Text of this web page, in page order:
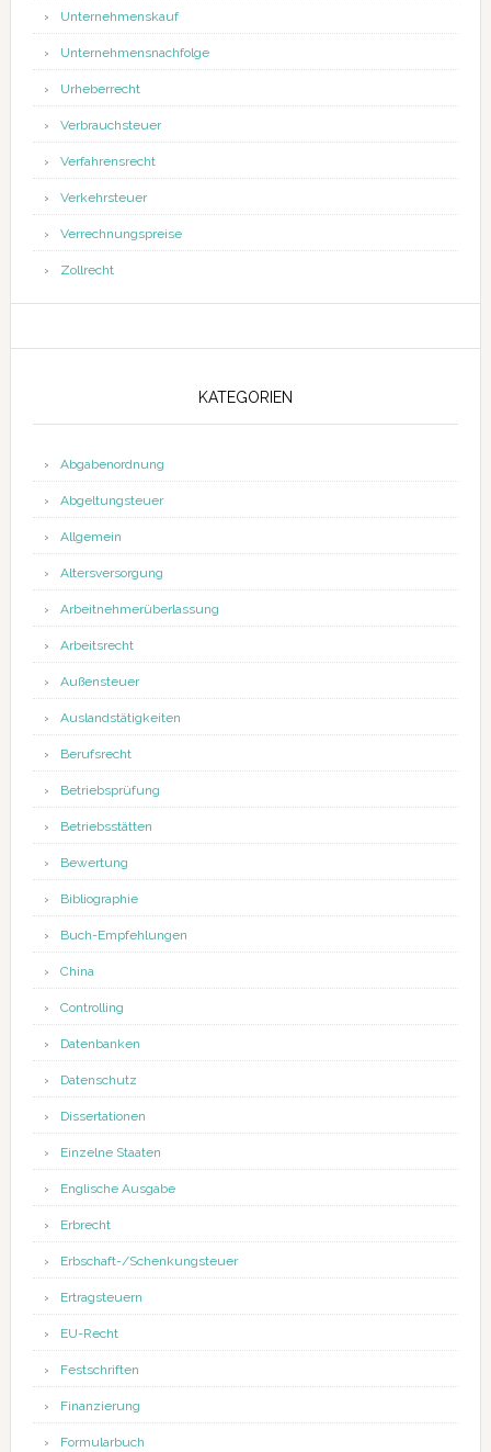
Unternehmenskauf
Unternehmensnachfolge
Urheberrecht
Verbrauchsteuer
Verfahrensrecht
Verkehrsteuer
Verrechnungspreise
Zollrecht
KATEGORIEN
Abgabenordnung
Abgeltungsteuer
Allgemein
Altersversorgung
Arbeitnehmerüberlassung
Arbeitsrecht
Außensteuer
Auslandstätigkeiten
Berufsrecht
Betriebsprüfung
Betriebsstätten
Bewertung
Bibliographie
Buch-Empfehlungen
China
Controlling
Datenbanken
Datenschutz
Dissertationen
Einzelne Staaten
Englische Ausgabe
Erbrecht
Erbschaft-/Schenkungsteuer
Ertragsteuern
EU-Recht
Festschriften
Finanzierung
Formularbuch